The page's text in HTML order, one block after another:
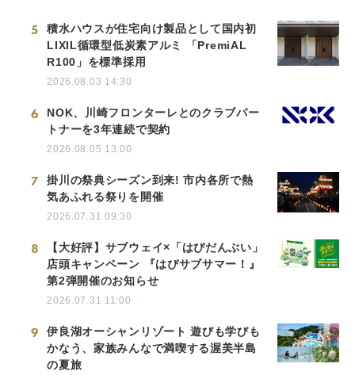
5
積水ハウスが住宅向け製品として国内初
LIXIL循環型低炭素アルミ 「PremiAL
R100」を標準採用
2026.08.03 14:30
6
NOK、川崎フロンターレとのクラブパー
トナーを3年連続で契約
2026.08.05 13:00
7
掛川の祭典シーズン到来! 市内各所で熱
気あふれる祭りを開催
2026.07.31 09:30
8
【大好評】サブウェイ×「はぴだんぶい」
店頭キャンペーン 『はぴサブサマー！』
第2弾開催のお知らせ
2026.07.31 11:00
9
伊良湖オーシャンリゾート 遊びも学びも
かなう、家族みんなで満喫する渥美半島
の夏旅